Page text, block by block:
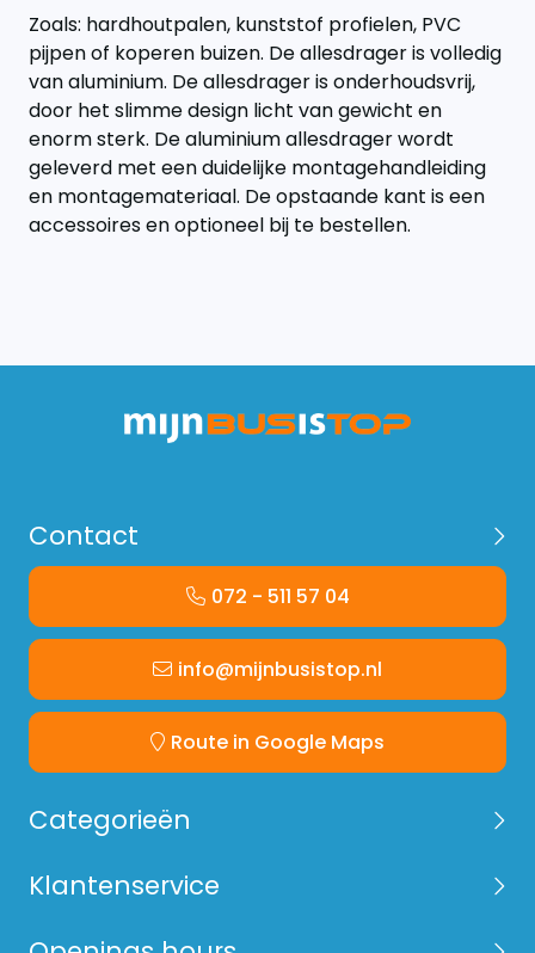
Zoals: hardhoutpalen, kunststof profielen, PVC
pijpen of koperen buizen. De allesdrager is volledig
van aluminium. De allesdrager is onderhoudsvrij,
door het slimme design licht van gewicht en
enorm sterk. De aluminium allesdrager wordt
geleverd met een duidelijke montagehandleiding
en montagemateriaal. De opstaande kant is een
accessoires en optioneel bij te bestellen.
Contact
072 - 511 57 04
info@mijnbusistop.nl
Route in Google Maps
Categorieën
Klantenservice